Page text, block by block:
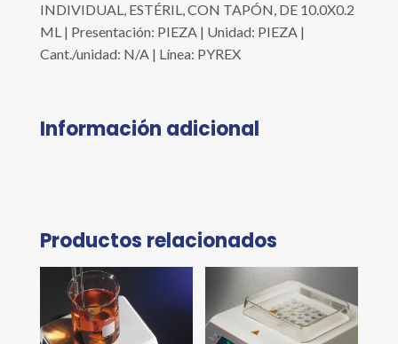
INDIVIDUAL, ESTÉRIL, CON TAPÓN, DE 10.0X0.2
ML | Presentación: PIEZA | Unidad: PIEZA |
Cant./unidad: N/A | Línea: PYREX
Información adicional
Productos relacionados